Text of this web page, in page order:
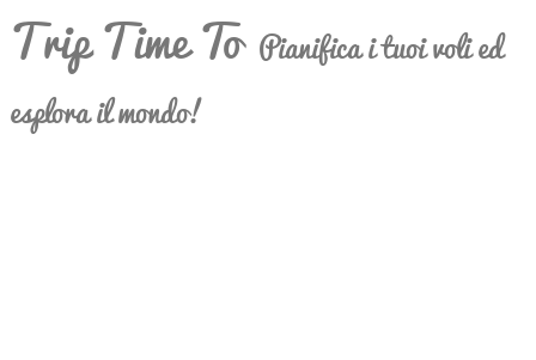
Trip Time To Pianifica i tuoi voli ed
esplora il mondo!